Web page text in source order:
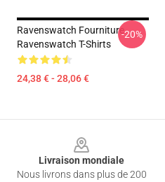
Ravenswatch Fourniture
Ravenswatch T-Shirts
24,38 € - 28,06 €
-20%
Livraison mondiale
Nous livrons dans plus de 200